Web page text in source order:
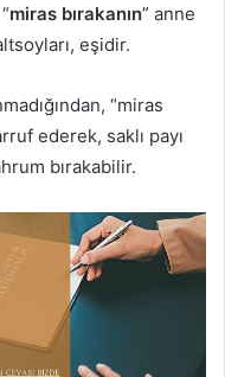
miras bırakanın” anne
eşidir.
“miras
ederek, saklı payı
bırakabilir.